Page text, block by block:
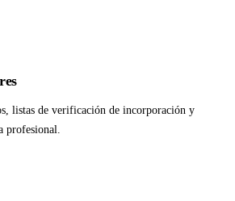
listas de verificación de incorporación y
profesional.